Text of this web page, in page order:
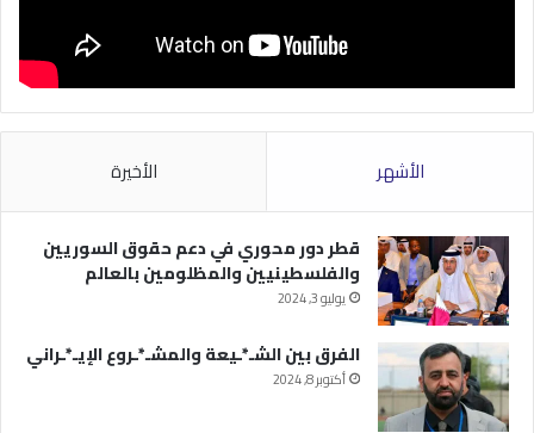
الأشهر الأخيرة
قطر دور محوري في دعم حقوق السوريين
والفلسطينيين والمظلومين بالعالم
يوليو 3, 2024
الفرق بين الشـ*ـيعة والمشـ*ـروع الإيـ*ـراني
أكتوبر 8, 2024